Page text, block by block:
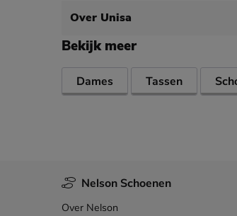
Over Unisa
Bekijk meer
Dames Tassen
Nelson Schoenen
Over Nelson